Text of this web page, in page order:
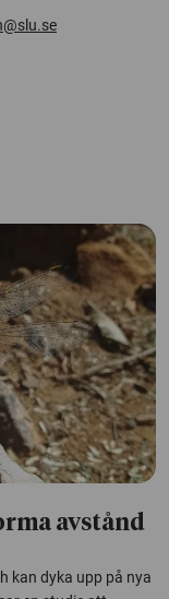
avstånd
kan dyka upp på nya